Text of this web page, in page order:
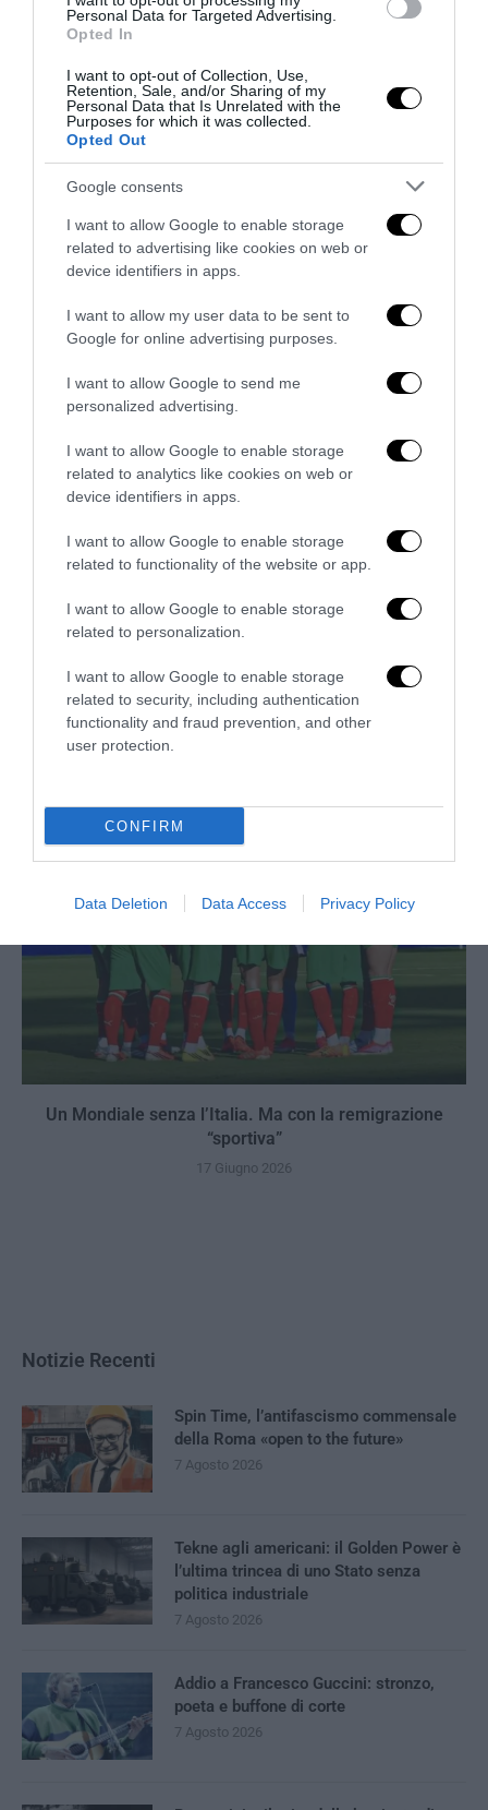
Personal Data for Targeted Advertising.
Opted In
I want to opt-out of Collection, Use,
Retention, Sale, and/or Sharing of my
Personal Data that Is Unrelated with the
Purposes for which it was collected.
Opted Out
Google consents
I want to allow Google to enable storage
related to advertising like cookies on web or
device identifiers in apps.
I want to allow my user data to be sent to
Google for online advertising purposes.
I want to allow Google to send me
personalized advertising.
I want to allow Google to enable storage
related to analytics like cookies on web or
device identifiers in apps.
I want to allow Google to enable storage
related to functionality of the website or app.
I want to allow Google to enable storage
related to personalization.
I want to allow Google to enable storage
related to security, including authentication
functionality and fraud prevention, and other
user protection.
CONFIRM
Data Deletion Data Access Privacy Policy
Senso del sacro, fiuto del gol: Mikel Merino e una
Spagna tornata alle origini
Trump e Infantino: oltre l’ultimo Mondiale dell’umanità
Un Mondiale senza l’Italia. Ma con la remigrazione
“sportiva”
17 Giugno 2026
Notizie Recenti
Spin Time, l’antifascismo commensale
della Roma «open to the future»
7 Agosto 2026
Tekne agli americani: il Golden Power è
l’ultima trincea di uno Stato senza
politica industriale
7 Agosto 2026
Addio a Francesco Guccini: stronzo,
poeta e buffone di corte
7 Agosto 2026